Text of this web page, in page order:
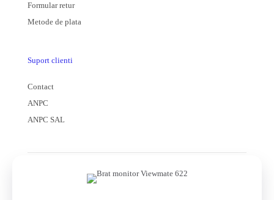
Formular retur
Metode de plata
Suport clienti
Contact
ANPC
ANPC SAL
© 2025 formota Magazin online | Toate drepturile rezervate |